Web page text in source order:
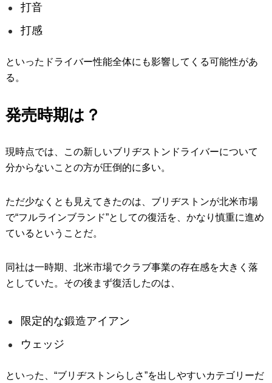
打音
打感
といったドライバー性能全体にも影響してくる可能性があ
る。
発売時期は？
現時点では、この新しいブリヂストンドライバーについて
分からないことの方が圧倒的に多い。
ただ少なくとも見えてきたのは、ブリヂストンが北米市場
で“フルラインブランド”としての復活を、かなり慎重に進め
ているということだ。
同社は一時期、北米市場でクラブ事業の存在感を大きく落
としていた。その後まず復活したのは、
限定的な鍛造アイアン
ウェッジ
といった、“ブリヂストンらしさ”を出しやすいカテゴリーだ